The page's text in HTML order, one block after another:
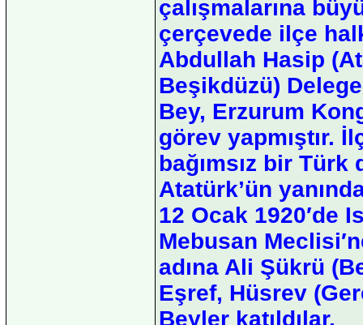
çalışmalarına
çerçevede ilçe
Abdullah Hasip
Beşikdüzü)
Bey, Erzurum
görev yapmıştır.
bağımsız bir Türk
Atatürk’ün
12 Ocak 1920′de
Mebusan
adına Ali Şükrü
Eşref, Hüsrev
Beyler katıldılar.